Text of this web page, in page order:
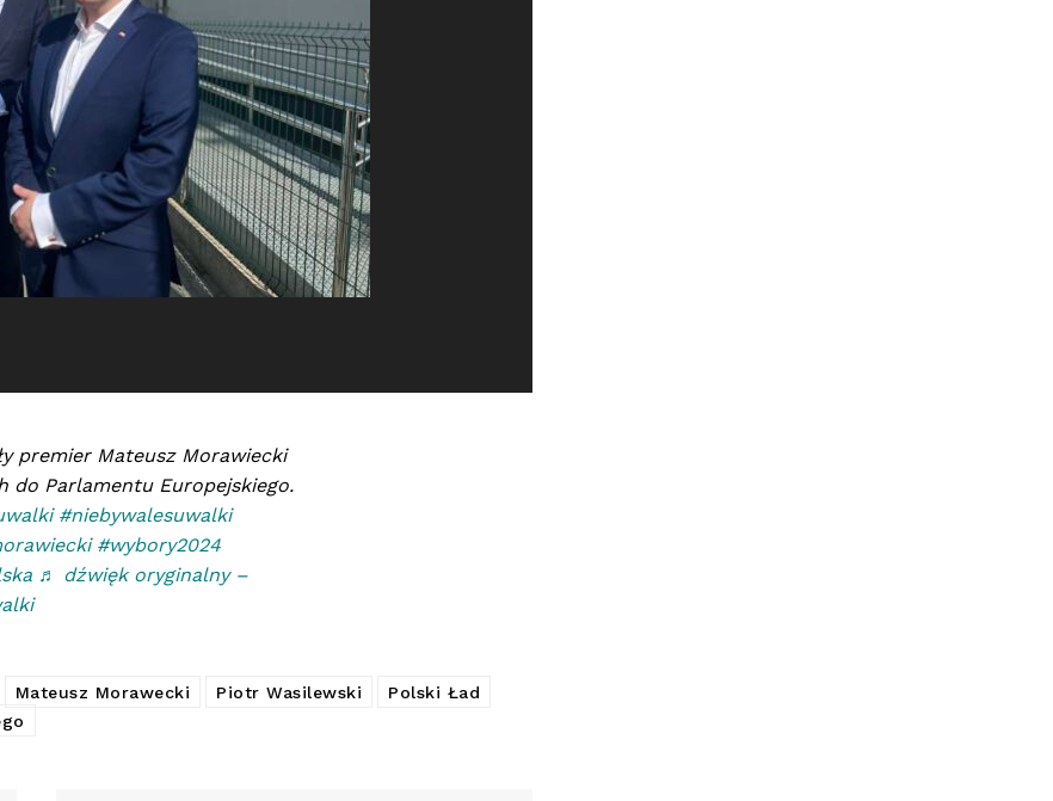
premier Mateusz Morawiecki
do Parlamentu Europejskiego.
#niebywalesuwalki
#wybory2024
♬ dźwięk oryginalny –
Mateusz Morawecki Piotr Wasilewski
Polski Ład